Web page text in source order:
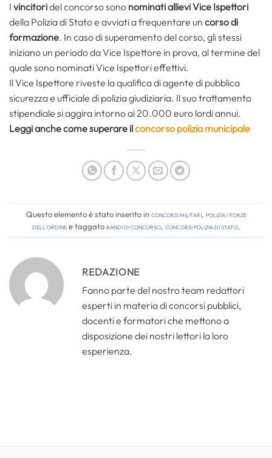
I vincitoridel concorso sono nominati allievi Vice Ispettori
della Polizia di Stato e avviati a frequentare un corso di
formazione. In caso di superamento del corso, gli stessi
iniziano un periodo da Vice Ispettore in prova, al termine del
quale sono nominati Vice Ispettori effettivi.
Il Vice Ispettore riveste la qualifica di agente di pubblica
sicurezza e ufficiale di polizia giudiziaria. Il suo trattamento
stipendiale si aggira intorno ai 20.000 euro lordi annui.
Leggi anche come superare ilconcorso polizia municipale
Questo elemento è stato inserito inConcorsi Militari, Polizia / Forze
dell'Ordinee taggatobandi di concorso, concorsi polizia di stato.
REDAZIONE
Fanno parte del nostro team redattori
esperti in materia di concorsi pubblici,
docenti e formatori che mettono a
disposizione dei nostri lettori la loro
esperienza.